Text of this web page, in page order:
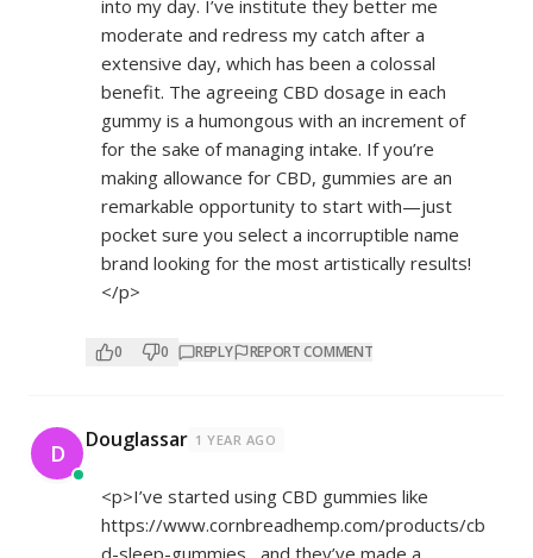
into my day. I’ve institute they better me
moderate and redress my catch after a
extensive day, which has been a colossal
benefit. The agreeing CBD dosage in each
gummy is a humongous with an increment of
for the sake of managing intake. If you’re
making allowance for CBD, gummies are an
remarkable opportunity to start with—just
pocket sure you select a incorruptible name
brand looking for the most artistically results!
</p>
0 0 REPLY REPORT COMMENT
D Douglassar 1 YEAR AGO
<p>I’ve started using CBD gummies like
https://www.cornbreadhemp.com/products/cb